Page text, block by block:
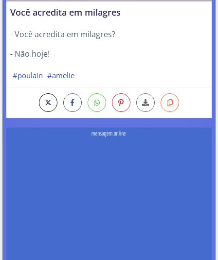
Você acredita em milagres
- Você acredita em milagres?
- Não hoje!
#poulain #amelie